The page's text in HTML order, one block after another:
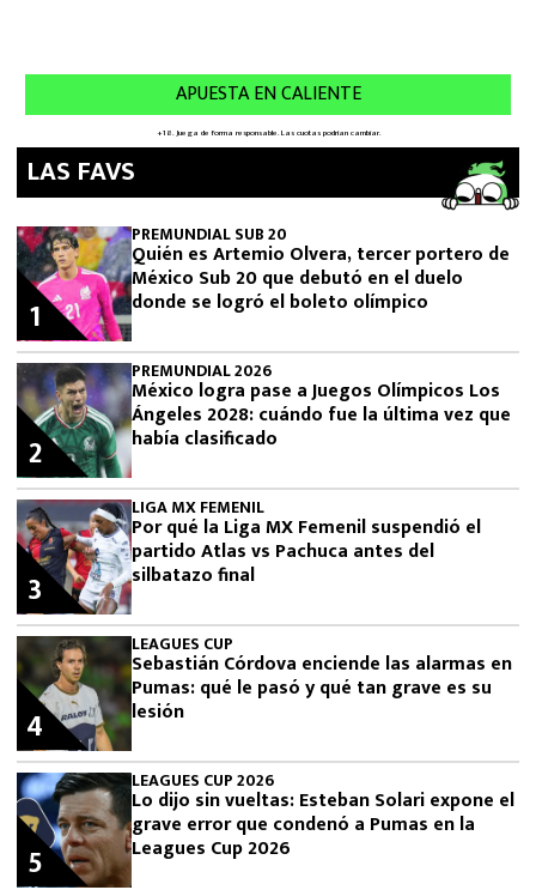
LAS FAVS
PREMUNDIAL SUB 20
Quién es Artemio Olvera, tercer portero de
México Sub 20 que debutó en el duelo
donde se logró el boleto olímpico
1
PREMUNDIAL 2026
México logra pase a Juegos Olímpicos Los
Ángeles 2028: cuándo fue la última vez que
había clasificado
2
LIGA MX FEMENIL
Por qué la Liga MX Femenil suspendió el
partido Atlas vs Pachuca antes del
silbatazo final
3
LEAGUES CUP
Sebastián Córdova enciende las alarmas en
Pumas: qué le pasó y qué tan grave es su
lesión
4
LEAGUES CUP 2026
Lo dijo sin vueltas: Esteban Solari expone el
grave error que condenó a Pumas en la
Leagues Cup 2026
5